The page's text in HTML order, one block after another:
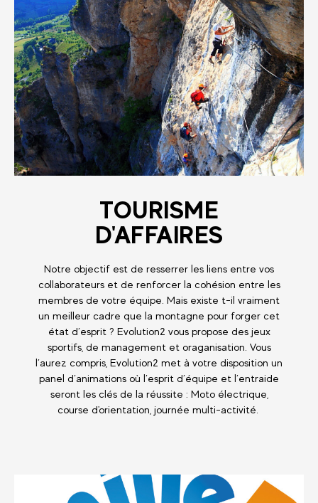
TOURISME
D'AFFAIRES
Notre objectif est de resserrer les liens entre vos
collaborateurs et de renforcer la cohésion entre les
membres de votre équipe. Mais existe t-il vraiment
un meilleur cadre que la montagne pour forger cet
état d’esprit ? Evolution2 vous propose des jeux
sportifs, de management et oraganisation. Vous
l’aurez compris, Evolution2 met à votre disposition un
panel d’animations où l’esprit d’équipe et l’entraide
seront les clés de la réussite : Moto électrique,
course d'orientation, journée multi-activité.